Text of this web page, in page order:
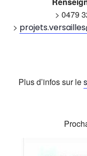
> 0479
>
Plus d’infos sur le